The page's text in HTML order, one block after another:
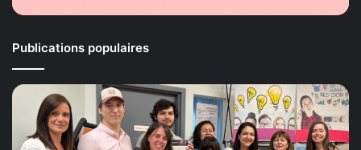
Publications populaires
La
Maison
de
la